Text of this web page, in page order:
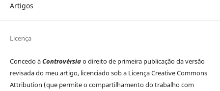
Artigos
Licença
Concedo àControvérsiao direito de primeira publicação da versão
revisada do meu artigo, licenciado sob a Licença Creative Commons
Attribution (que permite o compartilhamento do trabalho com